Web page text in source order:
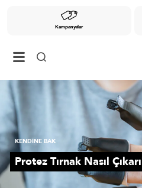
Kampanyalar
KENDİNE BAK
Protez Tırnak Nasıl